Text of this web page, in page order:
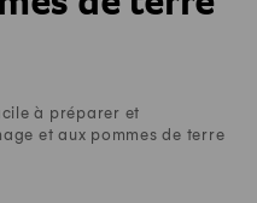
à préparer et
et aux pommes de terre